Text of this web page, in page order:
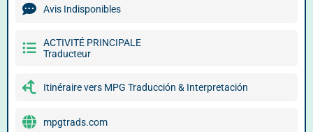
Avis Indisponibles
ACTIVITÉ PRINCIPALE
Traducteur
Itinéraire vers MPG Traducción & Interpretación
mpgtrads.com